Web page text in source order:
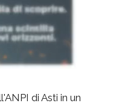
di Asti in un